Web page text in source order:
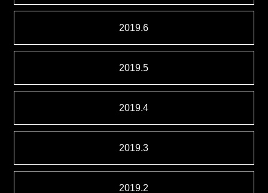
2019.6
2019.5
2019.4
2019.3
2019.2